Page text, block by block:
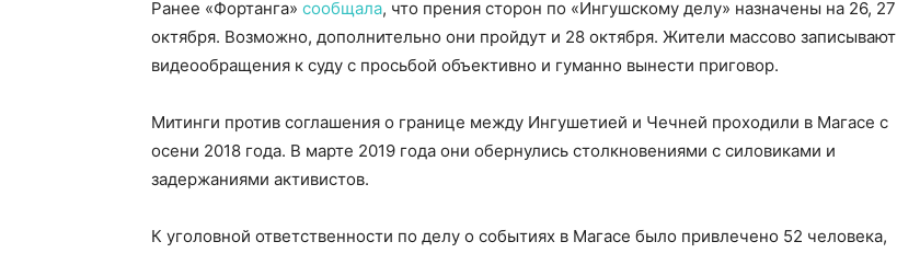
Ранее «Фортанга» сообщала, что прения сторон по «Ингушскому делу» назначены на 26, 27
октября. Возможно, дополнительно они пройдут и 28 октября. Жители массово записывают
видеообращения к суду с просьбой объективно и гуманно вынести приговор.
Митинги против соглашения о границе между Ингушетией и Чечней проходили в Магасе с
осени 2018 года. В марте 2019 года они обернулись столкновениями с силовиками и
задержаниями активистов.
К уголовной ответственности по делу о событиях в Магасе было привлечено 52 человека,